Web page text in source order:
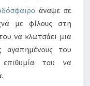
άναψε σε
με φίλους στη
να κλωτσάει μια
αγαπημένους του
του να